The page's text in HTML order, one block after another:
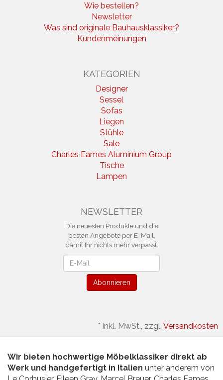
Wie bestellen?
Newsletter
Was sind originale Bauhausklassiker?
Kundenmeinungen
KATEGORIEN
Designer
Sessel
Sofas
Liegen
Stühle
Sale
Charles Eames Aluminium Group
Tische
Lampen
NEWSLETTER
Die neuesten Produkte und die
besten Angebote per E-Mail,
damit Ihr nichts mehr verpasst.
Abonnieren
* inkl. MwSt., zzgl. Versandkosten
Wir bieten hochwertige Möbelklassiker direkt ab
Werk und handgefertigt in Italien unter anderem von